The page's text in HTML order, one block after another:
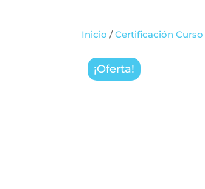
Inicio /Certificación Curso
¡Oferta!